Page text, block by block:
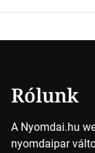
Rólunk
A Nyomdai.hu
nyomdaipar